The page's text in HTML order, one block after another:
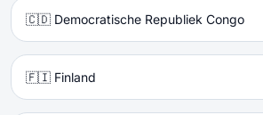
🇨🇩 Democratische Republiek Congo
🇫🇮 Finland